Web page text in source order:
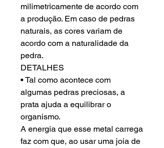
milimetricamente de acordo com
a produção. Em caso de pedras
naturais, as cores variam de
acordo com a naturalidade da
pedra.
DETALHES
• Tal como acontece com
algumas pedras preciosas, a
prata ajuda a equilibrar o
organismo.
A energia que esse metal carrega
faz com que, ao usar uma joia de